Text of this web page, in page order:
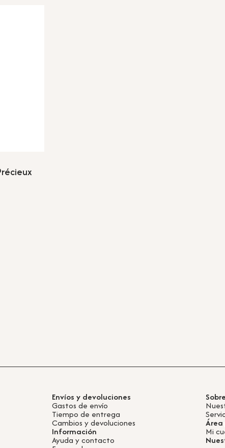
Envíos y devoluciones
Gastos de envío
Tiempo de entrega
Cambios y devoluciones
Información
Ayuda y contacto
Mi